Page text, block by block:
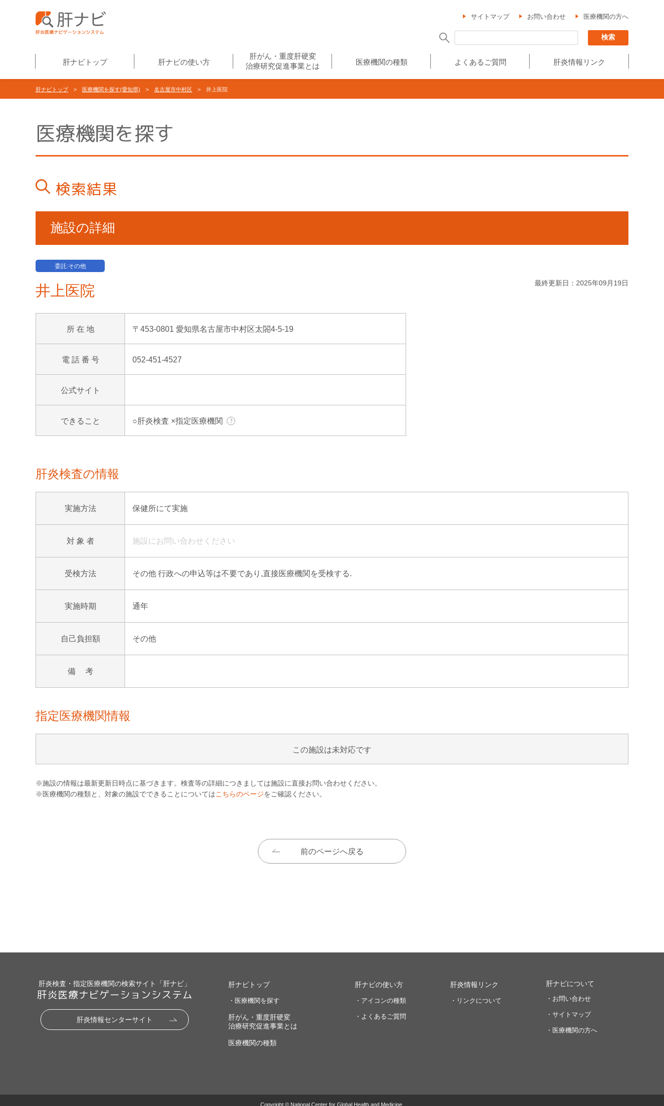
サイトマップ お問い合わせ 医療機関の方へ
肝ナビトップ 肝ナビの使い方
肝がん・重度肝硬変
治療研究促進事業とは
医療機関の種類 よくあるご質問 肝炎情報リンク
肝ナビトップ> 医療機関を探す(愛知県) > 名古屋市中村区 > 井上医院
医療機関を探す
検索結果
施設の詳細
委託:その他
井上医院
所 在 地 〒453-0801 愛知県名古屋市中村区太閤4-5-19
電 話 番 号 052-451-4527
公式サイト
できること ○肝炎検査 ×指定医療機関
最終更新日：2025年09月19日
肝炎検査の情報
実施方法 保健所にて実施
対 象 者 施設にお問い合わせください
受検方法 その他 行政への申込等は不要であり,直接医療機関を受検する.
実施時期 通年
自己負担額 その他
備 考
指定医療機関情報
この施設は未対応です
※施設の情報は最新更新日時点に基づきます。検査等の詳細につきましては施設に直接お問い合わせください。
※医療機関の種類と、対象の施設でできることについてはこちらのページをご確認ください。
前のページへ戻る
肝炎検査・指定医療機関の検索サイト「肝ナビ」
肝炎医療ナビゲーションシステム
肝炎情報センターサイト
肝ナビトップ
・医療機関を探す
肝がん・重度肝硬変
治療研究促進事業とは
医療機関の種類
肝ナビの使い方
・アイコンの種類
・よくあるご質問
肝炎情報リンク
・リンクについて
肝ナビについて
・お問い合わせ
・サイトマップ
・医療機関の方へ
Copyright © National Center for Global Health and Medicine.